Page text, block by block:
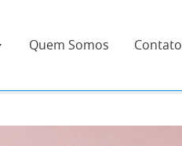
Quem Somos Contato